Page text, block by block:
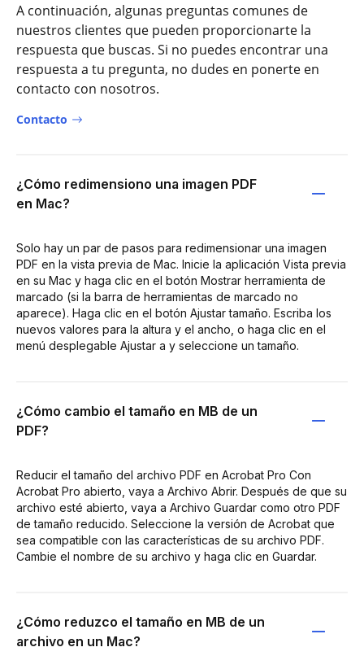
A continuación, algunas preguntas comunes de
nuestros clientes que pueden proporcionarte la
respuesta que buscas. Si no puedes encontrar una
respuesta a tu pregunta, no dudes en ponerte en
contacto con nosotros.
Contacto
¿Cómo redimensiono una imagen PDF
en Mac?
Solo hay un par de pasos para redimensionar una imagen
PDF en la vista previa de Mac. Inicie la aplicación Vista previa
en su Mac y haga clic en el botón Mostrar herramienta de
marcado (si la barra de herramientas de marcado no
aparece). Haga clic en el botón Ajustar tamaño. Escriba los
nuevos valores para la altura y el ancho, o haga clic en el
menú desplegable Ajustar a y seleccione un tamaño.
¿Cómo cambio el tamaño en MB de un
PDF?
Reducir el tamaño del archivo PDF en Acrobat Pro Con
Acrobat Pro abierto, vaya a Archivo Abrir. Después de que su
archivo esté abierto, vaya a Archivo Guardar como otro PDF
de tamaño reducido. Seleccione la versión de Acrobat que
sea compatible con las características de su archivo PDF.
Cambie el nombre de su archivo y haga clic en Guardar.
¿Cómo reduzco el tamaño en MB de un
archivo en un Mac?